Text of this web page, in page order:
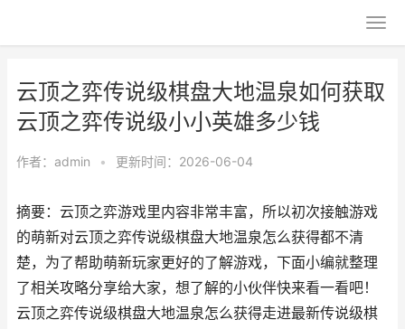
云顶之弈传说级棋盘大地温泉如何获取
云顶之弈传说级小小英雄多少钱
作者： admin • 更新时间：2026-06-04
摘要：云顶之弈游戏里内容非常丰富，所以初次接触游戏
的萌新对云顶之弈传说级棋盘大地温泉怎么获得都不清
楚，为了帮助萌新玩家更好的了解游戏，下面小编就整理
了相关攻略分享给大家，想了解的小伙伴快来看一看吧！
云顶之弈传说级棋盘大地温泉怎么获得走进最新传说级棋